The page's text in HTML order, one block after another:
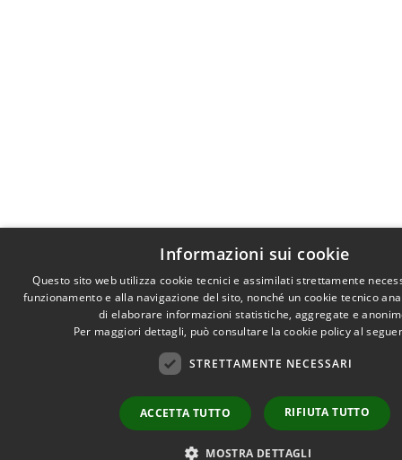
Informazioni sui cookie
Questo sito web utilizza cookie tecnici e assimilati strettamente
funzionamento e alla navigazione del sito, nonché un cookie tecnico
di elaborare informazioni statistiche, aggregate e
Per maggiori dettagli, può consultare la cookie policy al
STRETTAMENTE NECESSARI
ACCETTA TUTTO RIFIUTA TUTTO
MOSTRA DETTAGLI